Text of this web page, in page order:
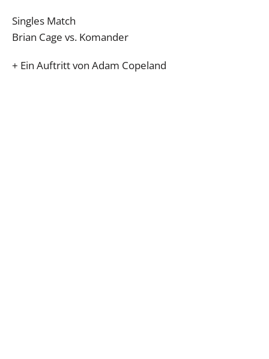
Singles Match
Brian Cage vs. Komander
+ Ein Auftritt von Adam Copeland